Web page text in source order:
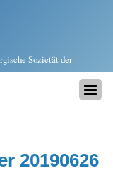
Sozietät der
20190626